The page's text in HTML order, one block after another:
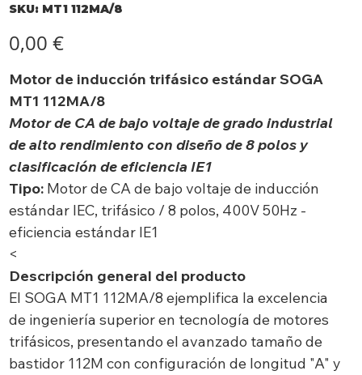
SKU: SKU
MT1
MT1 112MA/8
0,00 €
Motor de inducción trifásico estándar SOGA
MT1 112MA/8
Motor de CA de bajo voltaje de grado industrial
de alto rendimiento con diseño de 8 polos y
clasificación de eficiencia IE1
Tipo:Motor de CA de bajo voltaje de inducción
estándar IEC, trifásico / 8 polos, 400V 50Hz -
eficiencia estándar IE1
<
Descripción general del producto
El SOGA MT1 112MA/8 ejemplifica la excelencia
de ingeniería superior en tecnología de motores
trifásicos, presentando el avanzado tamaño de
bastidor 112M con configuración de longitud "A" y